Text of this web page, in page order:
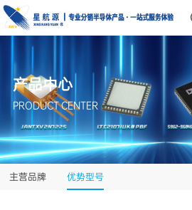
产品中心
PRODUCT CENTER
主营品牌 优势型号